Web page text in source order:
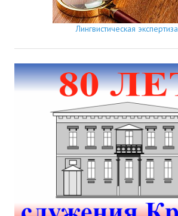
Лингвистическая экспертиза